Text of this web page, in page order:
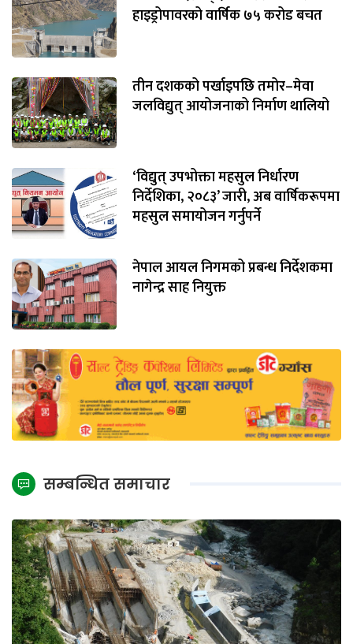
हाइड्रोपावरको वार्षिक ७५ करोड बचत
तीन दशकको पर्खाइपछि तमोर–मेवा
जलविद्युत् आयोजनाको निर्माण थालियो
‘विद्युत् उपभोक्ता महसुल निर्धारण
निर्देशिका, २०८३’ जारी, अब वार्षिकरूपमा
महसुल समायोजन गर्नुपर्ने
नेपाल आयल निगमको प्रबन्ध निर्देशकमा
नागेन्द्र साह नियुक्त
सम्बन्धित समाचार